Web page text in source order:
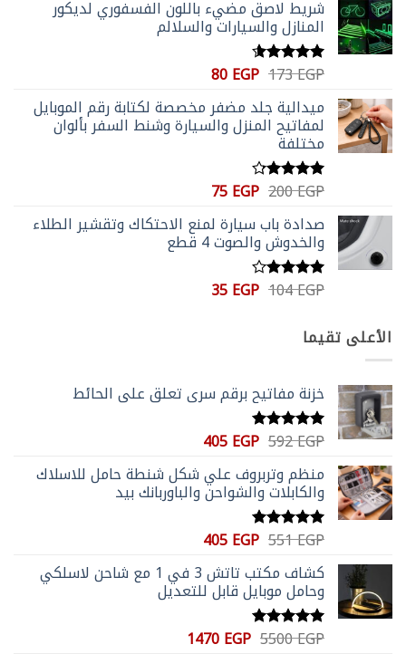
هو:
173 EGP.
هو:
100 EGP.
شريط لاصق مضيء باللون الفسفوري لديكور
المنازل والسيارات والسلالم
تم التقييم
173EGP السعر
هو:
173 EGP.
80EGP السعر
هو:
80 EGP.
ميدالية جلد مضفر مخصصة لكتابة رقم الموبايل
لمفاتيح المنزل والسيارة وشنط السفر بألوان
مختلفة
تم التقييم
200EGP السعر
هو:
200 EGP.
75EGP السعر
هو:
75 EGP.
صدادة باب سيارة لمنع الاحتكاك وتقشير الطلاء
والخدوش والصوت 4 قطع
تم
5
104EGP السعر35EGP السعر
الأعلى تقيما
خزنة مفاتيح برقم سري تعلق علي الحائط
تم التقييم
592EGP السعر
هو:
592 EGP.
405EGP السعر
هو:
405 EGP.
منظم وتربروف علي شكل شنطة حامل للاسلاك
والكابلات والشواحن والباوربانك بيد
تم التقييم
551EGP السعر
هو:
551 EGP.
405EGP السعر
هو:
405 EGP.
كشاف مكتب تاتش 3 في 1 مع شاحن لاسلكي
وحامل موبايل قابل للتعديل
تم التقييم
5500EGP السعر1470EGP السعر